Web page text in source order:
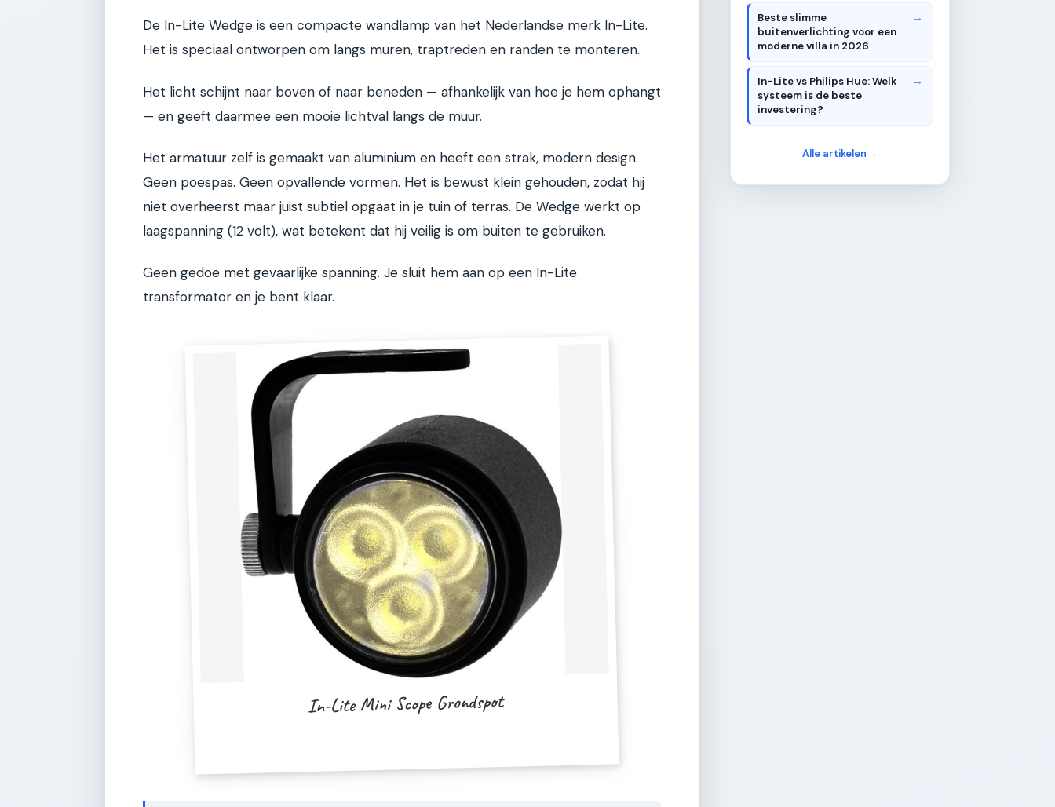
De In-Lite Wedge is een compacte wandlamp van het Nederlandse merk In-Lite.
Het is speciaal ontworpen om langs muren, traptreden en randen te monteren.
Het licht schijnt naar boven of naar beneden — afhankelijk van hoe je hem ophangt
— en geeft daarmee een mooie lichtval langs de muur.
Het armatuur zelf is gemaakt van aluminium en heeft een strak, modern design.
Geen poespas. Geen opvallende vormen. Het is bewust klein gehouden, zodat hij
niet overheerst maar juist subtiel opgaat in je tuin of terras. De Wedge werkt op
laagspanning (12 volt), wat betekent dat hij veilig is om buiten te gebruiken.
Geen gedoe met gevaarlijke spanning. Je sluit hem aan op een In-Lite
transformator en je bent klaar.
In-Lite Mini Scope Grondspot
Beste slimme
buitenverlichting voor een
moderne villa in 2026
In-Lite vs Philips Hue: Welk
systeem is de beste
investering?
Alle artikelen